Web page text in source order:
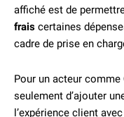
affiché est de
frais certaines
cadre de prise en
Pour un acteur comme
seulement d’ajouter
l’expérience client